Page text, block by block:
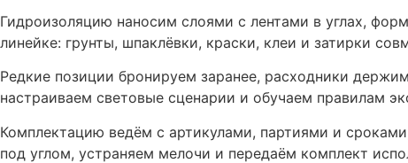
Гидроизоляцию наносим слоями с лентами в углах,
линейке: грунты, шпаклёвки, краски, клеи и затирки
Редкие позиции бронируем заранее, расходники
настраиваем световые сценарии и обучаем правилам
Комплектацию ведём с артикулами, партиями и
под углом, устраняем мелочи и передаём комплект